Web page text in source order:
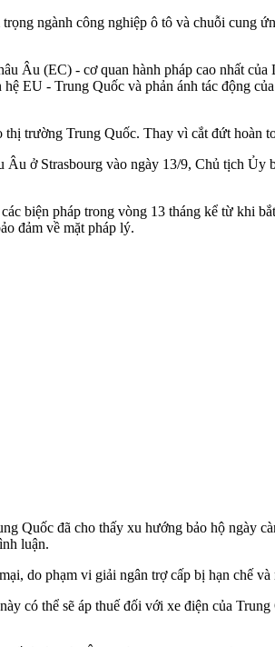
ngành công nghiệp ô tô và chuỗi cung
Âu (EC) - cơ quan hành pháp cao nhất
EU - Trung Quốc và phản ánh tác động
trường Trung Quốc. Thay vì cắt đứt hoàn
ở Strasbourg vào ngày 13/9, Chủ tịch
biện pháp trong vòng 13 tháng kể từ khi
đảm về mặt pháp lý.
Quốc đã cho thấy xu hướng bảo hộ
luận.
do phạm vi giải ngân trợ cấp bị hạn chế
có thể sẽ áp thuế đối với xe điện của